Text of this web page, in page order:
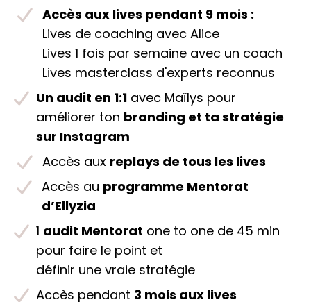
Accès aux lives pendant 9 mois :
Lives de coaching avec Alice
Lives 1 fois par semaine avec un coach
Lives masterclass d'experts reconnus
Un audit en 1:1 avec Maïlys pour
améliorer ton branding et ta stratégie
sur Instagram
Accès aux replays de tous les lives
Accès au programme Mentorat
d’Ellyzia
1 audit Mentorat one to one de 45 min
pour faire le point et
définir une vraie stratégie
Accès pendant 3 mois aux lives